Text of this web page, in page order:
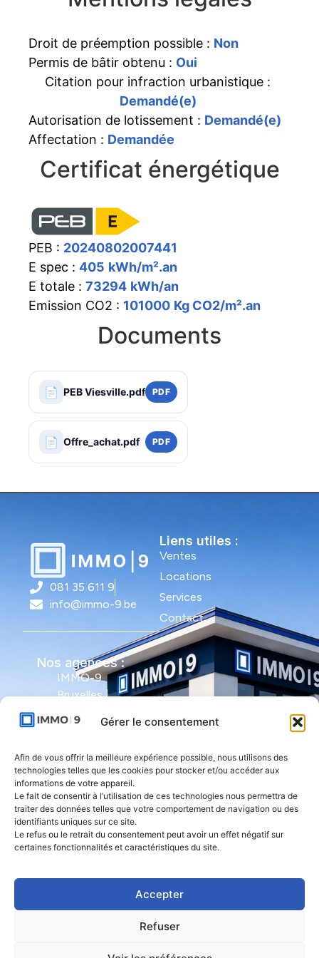
Gérer le consentement
Afin de vous offrir la meilleure expérience possible, nous utilisons des
technologies telles que les cookies pour stocker et/ou accéder aux
informations de votre appareil.
Le fait de consentir à l’utilisation de ces technologies nous permettra de
traiter des données telles que votre comportement de navigation ou des
identifiants uniques sur ce site.
Le refus ou le retrait du consentement peut avoir un effet négatif sur
certaines fonctionnalités et caractéristiques du site.
Accepter
Refuser
Droit de préemption possible : Non
Permis de bâtir obtenu : Oui
Citation pour infraction urbanistique :
Demandé(e)
Autorisation de lotissement : Demandé(e)
Affectation : Demandée
Certificat énergétique
PEB : 20240802007441
E spec : 405 kWh/m².an
E totale : 73294 kWh/an
Emission CO2 : 101000 Kg CO2/m².an
Documents
📄 PEB Viesville.pdf PDF
📄 Offre_achat.pdf PDF
081 35 611 9
info@immo-9.be
Nos agences :
IMMO-9
Bruxelles |
491 - bte 12 |
IMMO-9 Namur |
Rue de l'Armée
Grouchy 1 |
5000 Namur
| Rue des
Liens utiles :
Ventes
Locations
Services
Contact